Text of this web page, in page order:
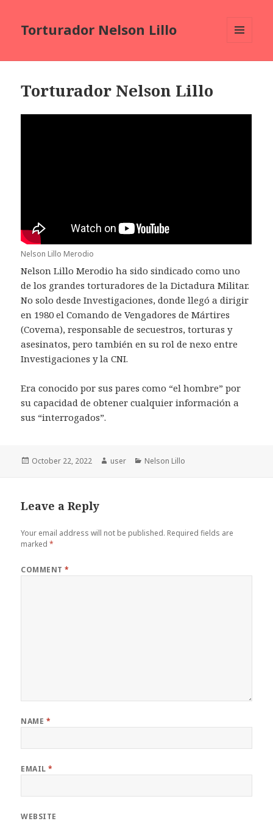
Torturador Nelson Lillo
Torturador Nelson Lillo
Nelson Lillo Merodio
Nelson Lillo Merodio ha sido sindicado como uno
de los grandes torturadores de la Dictadura Militar.
No solo desde Investigaciones, donde llegó a dirigir
en 1980 el Comando de Vengadores de Mártires
(Covema), responsable de secuestros, torturas y
asesinatos, pero también en su rol de nexo entre
Investigaciones y la CNI.
Era conocido por sus pares como “el hombre” por
su capacidad de obtener cualquier información a
sus “interrogados”.
Posted
October 22, 2022 Author
user Categories
Nelson Lillo
Leave a Reply
Your email address will not be published. Required fields are
marked*
COMMENT*
NAME *
EMAIL*
WEBSITE